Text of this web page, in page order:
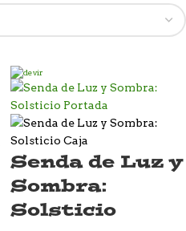
Senda de Luz y
Sombra:
Solsticio